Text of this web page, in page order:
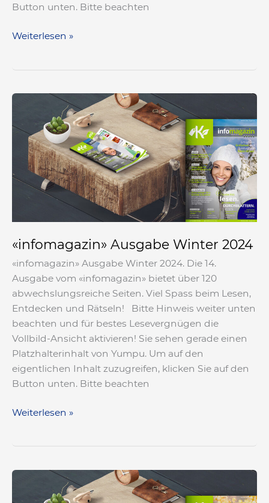
Button unten. Bitte beachten
Weiterlesen »
«infomagazin» Ausgabe Winter 2024
«infomagazin» Ausgabe Winter 2024. Die 14.
Ausgabe vom «infomagazin» bietet über 120
abwechslungsreiche Seiten. Viel Spass beim Lesen,
Entdecken und Rätseln! Bitte Hinweis weiter unten
beachten und für bestes Lesevergnügen die
Vollbild-Ansicht aktivieren! Sie sehen gerade einen
Platzhalterinhalt von Yumpu. Um auf den
eigentlichen Inhalt zuzugreifen, klicken Sie auf den
Button unten. Bitte beachten
«infomagazin»
Ausgabe
Winter
2024
Weiterlesen »
«infomagazin»
Ausgabe